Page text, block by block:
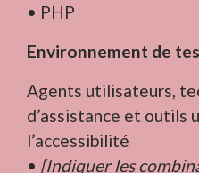
• PHP
Environnement de
Agents utilisateurs,
d’assistance et outils
l’accessibilité
• [Indiquer les